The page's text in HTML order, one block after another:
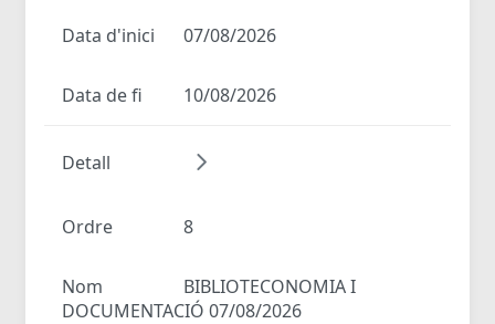
Data d'inici 07/08/2026
Data de fi 10/08/2026
Detall
Ordre 8
Nom
BIBLIOTECONOMIA I
DOCUMENTACIÓ 07/08/2026